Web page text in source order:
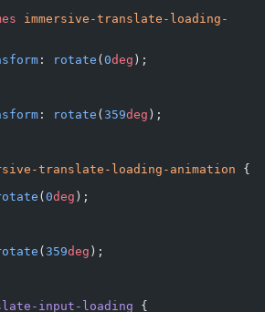
immersive-translate-loading-
: rotate ( 0deg );
: rotate ( 359deg );
translate-loading-animation {
( 0deg );
( 359deg );
input-loading
{